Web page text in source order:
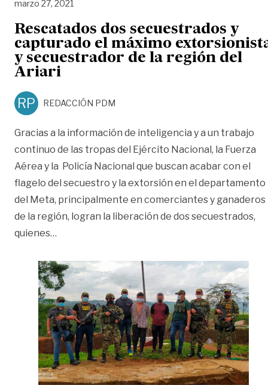
marzo 27, 2021
Rescatados dos secuestrados y
capturado el máximo
y secuestrador de la región del
Ariari
RP REDACCIÓN PDM
Gracias a la información de inteligencia y a un trabajo
continuo de las tropas del Ejército Nacional, la Fuerza
Aérea y la Policía Nacional que buscan acabar con el
flagelo del secuestro y la extorsión en el departamento
del Meta, principalmente en comerciantes y ganaderos
de la región, logran la liberación de dos secuestrados,
quienes…